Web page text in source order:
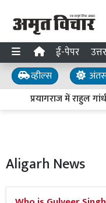
ई-पेपर
व्हील्स
प्रयागराज में राहुल
Aligarh News